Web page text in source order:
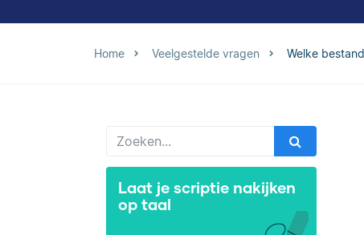
Home Veelgestelde vragen Welke
Laat je scriptie nakijken
op taal